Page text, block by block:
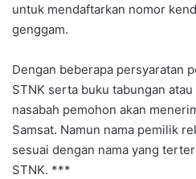
untuk mendaftarkan nomor
genggam.
Dengan beberapa persyaratan
STNK serta buku tabungan
nasabah pemohon akan
Samsat. Namun nama pemilik
sesuai dengan nama yang
STNK. ***